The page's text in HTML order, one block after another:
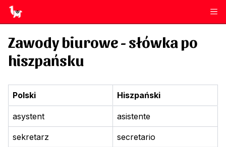
Zawody biurowe- słówka po
hiszpańsku
Polski Hiszpański
asystent asistente
sekretarz secretario